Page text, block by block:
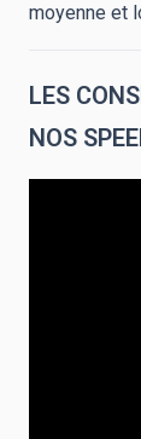
moyenne et
LES
NOS